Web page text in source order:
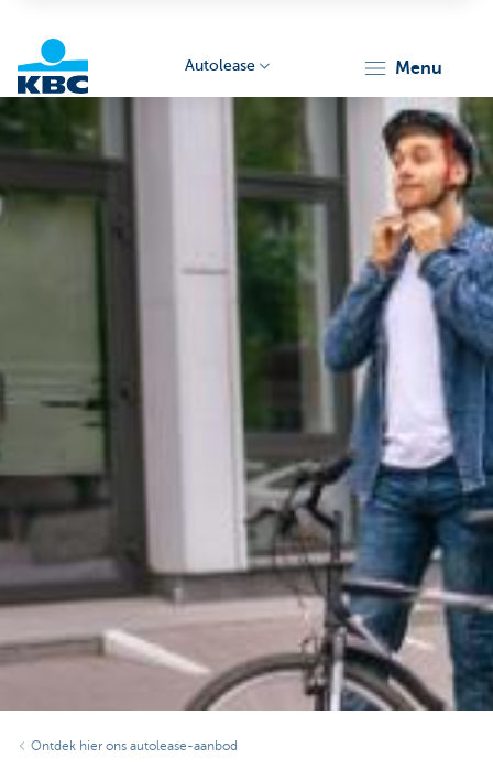
KBC
Autolease menu
Ontdek hier ons autolease-aanbod